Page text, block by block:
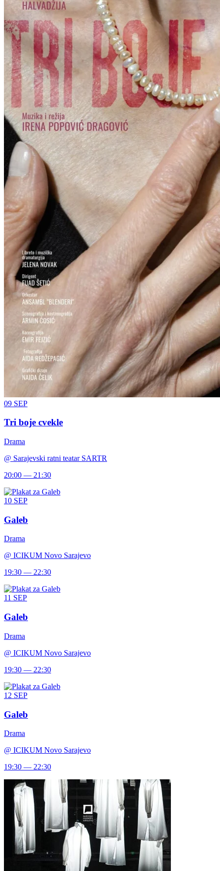
09 SEP
Tri boje cvekle
Drama
@ Sarajevski ratni teatar SARTR
20:00 — 21:30
10 SEP
Galeb
Drama
@ ICIKUM Novo Sarajevo
19:30 — 22:30
11 SEP
Galeb
Drama
@ ICIKUM Novo Sarajevo
19:30 — 22:30
12 SEP
Galeb
Drama
@ ICIKUM Novo Sarajevo
19:30 — 22:30